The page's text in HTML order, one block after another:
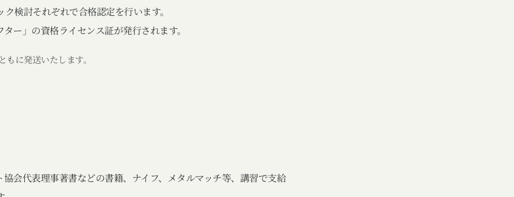
検討それぞれで合格認定を行います。
ー」の資格ライセンス証が発行されます。
に発送いたします。
会代表理事著書などの書籍、ナイフ、メタルマッチ等、講習で支給